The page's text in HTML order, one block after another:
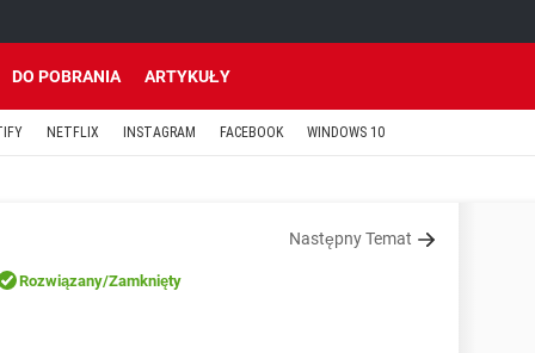
DO POBRANIA ARTYKUŁY
NETFLIX INSTAGRAM FACEBOOK WINDOWS 10
Następny Temat
Rozwiązany/Zamknięty